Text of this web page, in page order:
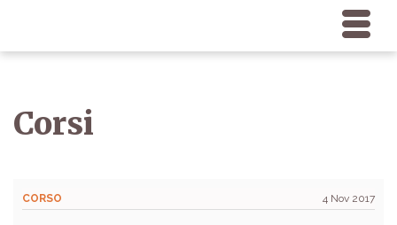
Corsi
CORSO 4 Nov 2017